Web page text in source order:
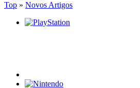
Top » Novos Artigos